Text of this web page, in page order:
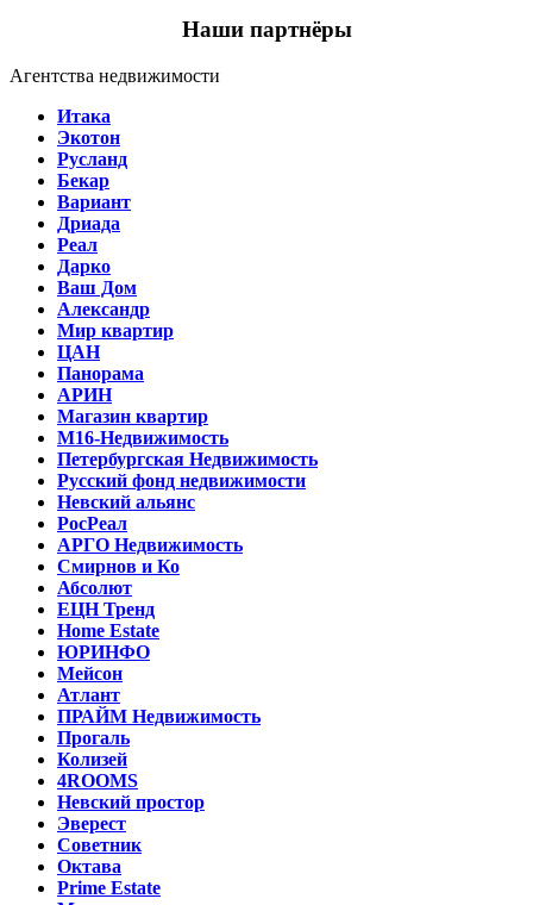
Наши партнёры
Агентства недвижимости
Итака
Экотон
Русланд
Бекар
Вариант
Дриада
Реал
Дарко
Ваш Дом
Александр
Мир квартир
ЦАН
Панорама
АРИН
Магазин квартир
М16-Недвижимость
Петербургская Недвижимость
Русский фонд недвижимости
Невский альянс
РосРеал
АРГО Недвижимость
Смирнов и Ко
Абсолют
ЕЦН Тренд
Home Estate
ЮРИНФО
Мейсон
Атлант
ПРАЙМ Недвижимость
Прогаль
Колизей
4ROOMS
Невский простор
Эверест
Советник
Октава
Prime Estate